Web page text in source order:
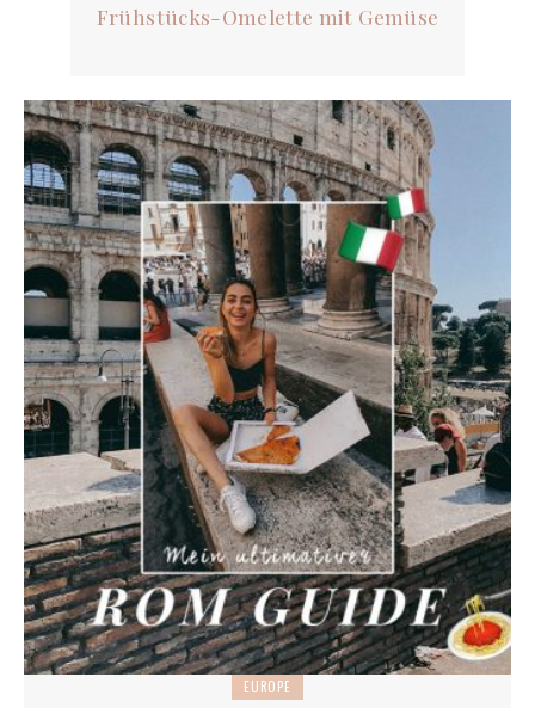
Frühstücks-Omelette mit Gemüse
EUROPE